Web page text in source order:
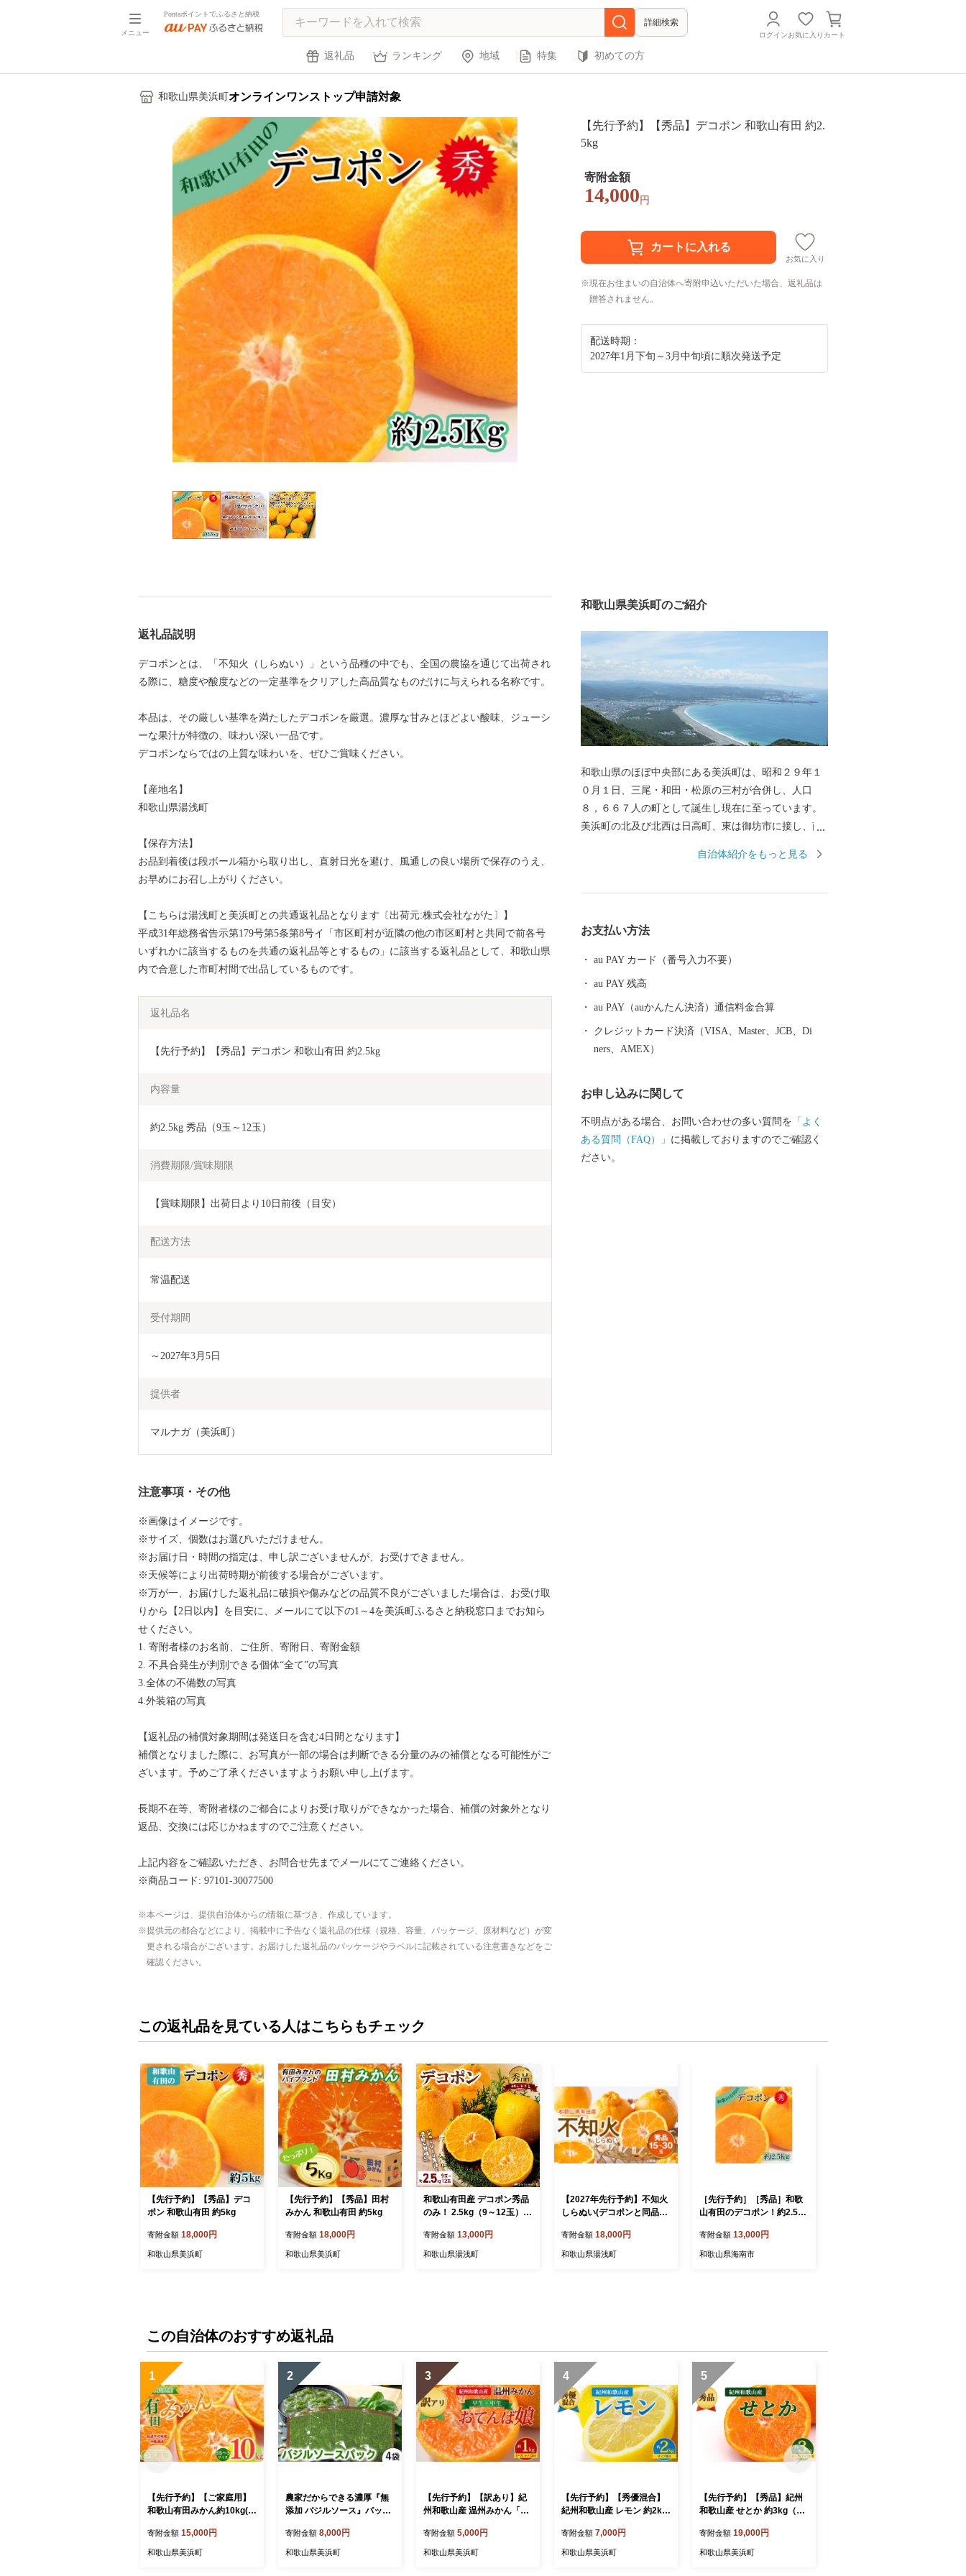
メニュー
Pontaポイントでふるさと納税
詳細検索
ログインお気に入り カート
返礼品 ランキング 地域 特集 初めての方
和歌山県美浜町 オンラインワンストップ申請対象
【先行予約】【秀品】デコポン 和歌山有田 約2.
5kg
寄附金額
14,000 円
お気に入り
現在お住まいの自治体へ寄附申込いただいた場合、返礼品は
贈答されません。
配送時期：
2027年1月下旬～3月中旬頃に順次発送予定
返礼品説明
デコポンとは、「不知火（しらぬい）」という品種の中でも、全国の農協を通じて出荷され
る際に、糖度や酸度などの一定基準をクリアした高品質なものだけに与えられる名称です。
本品は、その厳しい基準を満たしたデコポンを厳選。濃厚な甘みとほどよい酸味、ジューシ
ーな果汁が特徴の、味わい深い一品です。
デコポンならではの上質な味わいを、ぜひご賞味ください。
【産地名】
和歌山県湯浅町
【保存方法】
お品到着後は段ボール箱から取り出し、直射日光を避け、風通しの良い場所で保存のうえ、
お早めにお召し上がりください。
【こちらは湯浅町と美浜町との共通返礼品となります〔出荷元:株式会社ながた〕】
平成31年総務省告示第179号第5条第8号イ「市区町村が近隣の他の市区町村と共同で前各号
いずれかに該当するものを共通の返礼品等とするもの」に該当する返礼品として、和歌山県
内で合意した市町村間で出品しているものです。
返礼品名
【先行予約】【秀品】デコポン 和歌山有田 約2.5kg
内容量
約2.5kg 秀品（9玉～12玉）
消費期限/賞味期限
【賞味期限】出荷日より10日前後（目安）
配送方法
常温配送
受付期間
～2027年3月5日
提供者
マルナガ（美浜町）
注意事項・その他
※画像はイメージです。
※サイズ、個数はお選びいただけません。
※お届け日・時間の指定は、申し訳ございませんが、お受けできません。
※天候等により出荷時期が前後する場合がございます。
※万が一、お届けした返礼品に破損や傷みなどの品質不良がございました場合は、お受け取
りから【2日以内】を目安に、メールにて以下の1～4を美浜町ふるさと納税窓口までお知ら
せください。
1. 寄附者様のお名前、ご住所、寄附日、寄附金額
2. 不具合発生が判別できる個体“全て”の写真
3.全体の不備数の写真
4.外装箱の写真
【返礼品の補償対象期間は発送日を含む4日間となります】
補償となりました際に、お写真が一部の場合は判断できる分量のみの補償となる可能性がご
ざいます。予めご了承くださいますようお願い申し上げます。
長期不在等、寄附者様のご都合によりお受け取りができなかった場合、補償の対象外となり
返品、交換には応じかねますのでご注意ください。
上記内容をご確認いただき、お問合せ先までメールにてご連絡ください。
※商品コード: 97101-30077500
本ページは、提供自治体からの情報に基づき、作成しています。
提供元の都合などにより、掲載中に予告なく返礼品の仕様（規格、容量、パッケージ、原材料など）が変
更される場合がございます。お届けした返礼品のパッケージやラベルに記載されている注意書きなどをご
確認ください。
和歌山県美浜町のご紹介
和歌山県のほぼ中央部にある美浜町は、昭和２９年１
０月１日、三尾・和田・松原の三村が合併し、人口
８，６６７人の町として誕生し現在に至っています。
美浜町の北及び北西は日高町、東は御坊市に接し、南
ロメートル、南北約２．５キロメートル、面積１２．
３度と温暖ですが、年間平均降水量は１，８０９ミリ
で、以前から台風、水害、高潮などの被害を数多く受
４．５キロメートル、幅は広い所で約５００メートル
の近畿最大の松林「煙樹ヶ浜（えんじゅがはま）」が
自治体紹介をもっと見る
お支払い方法
au PAY カード（番号入力不要）
au PAY 残高
au PAY（auかんたん決済）通信料金合算
クレジットカード決済（VISA、Master、JCB、Di
ners、AMEX）
お申し込みに関して
不明点がある場合、お問い合わせの多い質問を 「よく
ある質問（FAQ）」 に掲載しておりますのでご確認く
ださい。
この返礼品を見ている人はこちらもチェック
【先行予約】【秀品】デコ
ポン 和歌山有田 約5kg
寄附金額 18,000円
和歌山県美浜町
【先行予約】【秀品】田村
みかん 和歌山有田 約5kg
寄附金額 18,000円
和歌山県美浜町
和歌山有田産 デコポン秀品
のみ！ 2.5kg（9～12玉）_
寄附金額 13,000円
和歌山県湯浅町
【2027年先行予約】不知火
しらぬい(デコポンと同品種)
田産_U6306
寄附金額 18,000円
和歌山県湯浅町
［先行予約］［秀品］和歌
山有田のデコポン！約2.5kg
発送］［NGT15］
寄附金額 13,000円
和歌山県海南市
この自治体のおすすめ返礼品
1
【先行予約】【ご家庭用】
和歌山有田みかん約10kg(S
寄附金額 15,000円
和歌山県美浜町
2
農家だからできる濃厚『無
添加 バジルソース』パック
寄附金額 8,000円
和歌山県美浜町
3
【先行予約】【訳あり】紀
州和歌山産 温州みかん「お
み）S～2L サイズ混合（早
生・中生）
寄附金額 5,000円
和歌山県美浜町
4
【先行予約】【秀優混合】
紀州和歌山産 レモン 約2kg
寄附金額 7,000円
和歌山県美浜町
5
【先行予約】【秀品】紀州
和歌山産 せとか 約3kg（箱
寄附金額 19,000円
和歌山県美浜町